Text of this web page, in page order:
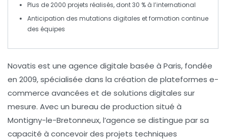
Plus de2000 projets réalisés, dont 30 % à l’international
Anticipation des mutations digitales et formation continue
des équipes
Novatis est une agence digitale basée à Paris, fondée
en 2009, spécialisée dans la création de plateformes e-
commerce avancées et de solutions digitales sur
mesure. Avec un bureau de production situé à
Montigny-le-Bretonneux, l’agence se distingue par sa
capacité à concevoir des projets techniques